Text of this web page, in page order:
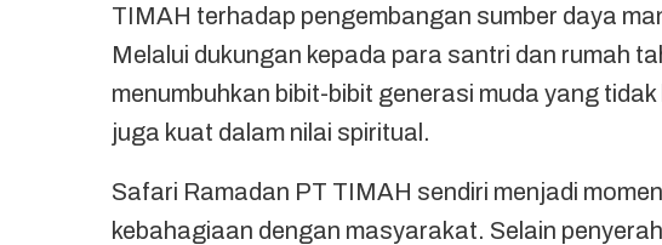
TIMAH terhadap pengembangan sumber daya
Melalui dukungan kepada para santri dan rumah
menumbuhkan bibit-bibit generasi muda yang
juga kuat dalam nilai spiritual.
Safari Ramadan PT TIMAH sendiri menjadi
kebahagiaan dengan masyarakat. Selain